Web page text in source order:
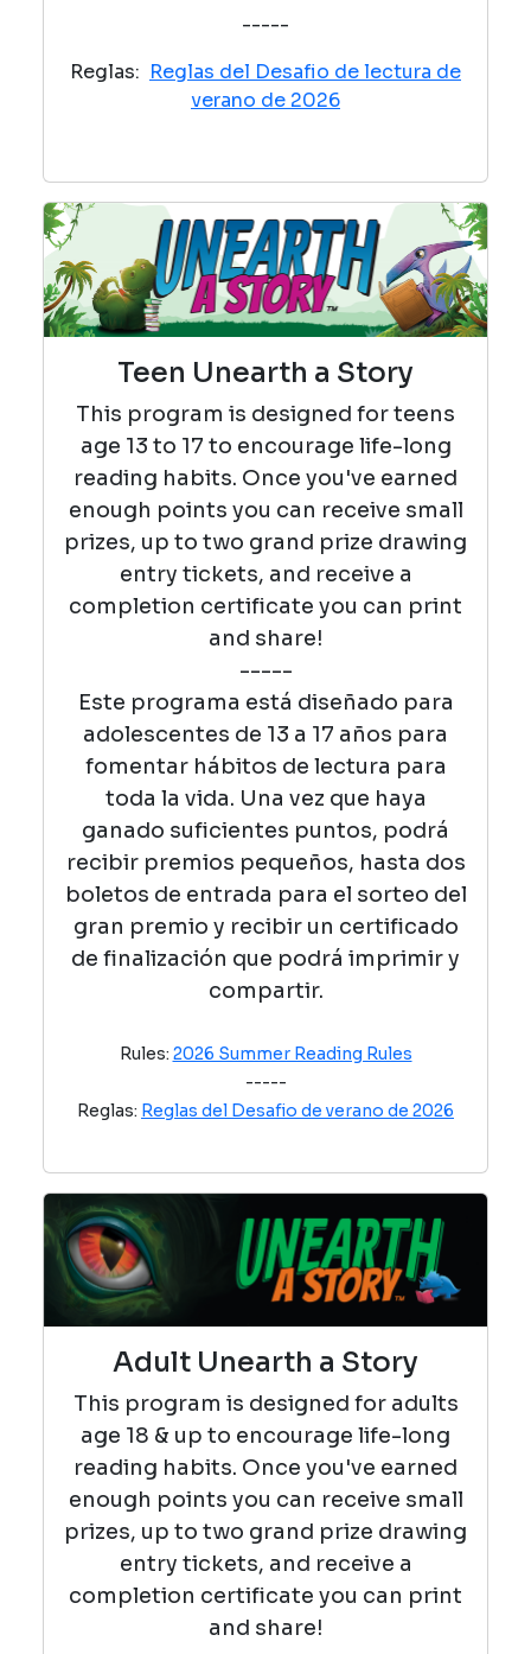
-----
Reglas: Reglas del Desafio de lectura de
verano de 2026
Teen Unearth a Story
This program is designed for teens
age 13 to 17 to encourage life-long
reading habits. Once you've earned
enough points you can receive small
prizes, up to two grand prize drawing
entry tickets, and receive a
completion certificate you can print
and share!
-----
Este programa está diseñado para
adolescentes de 13 a 17 años para
fomentar hábitos de lectura para
toda la vida. Una vez que haya
ganado suficientes puntos, podrá
recibir premios pequeños, hasta dos
boletos de entrada para el sorteo del
gran premio y recibir un certificado
de finalización que podrá imprimir y
compartir.
Rules: 2026 Summer Reading Rules
-----
Reglas: Reglas del Desafio de verano de 2026
Adult Unearth a Story
This program is designed for adults
age 18 & up to encourage life-long
reading habits. Once you've earned
enough points you can receive small
prizes, up to two grand prize drawing
entry tickets, and receive a
completion certificate you can print
and share!